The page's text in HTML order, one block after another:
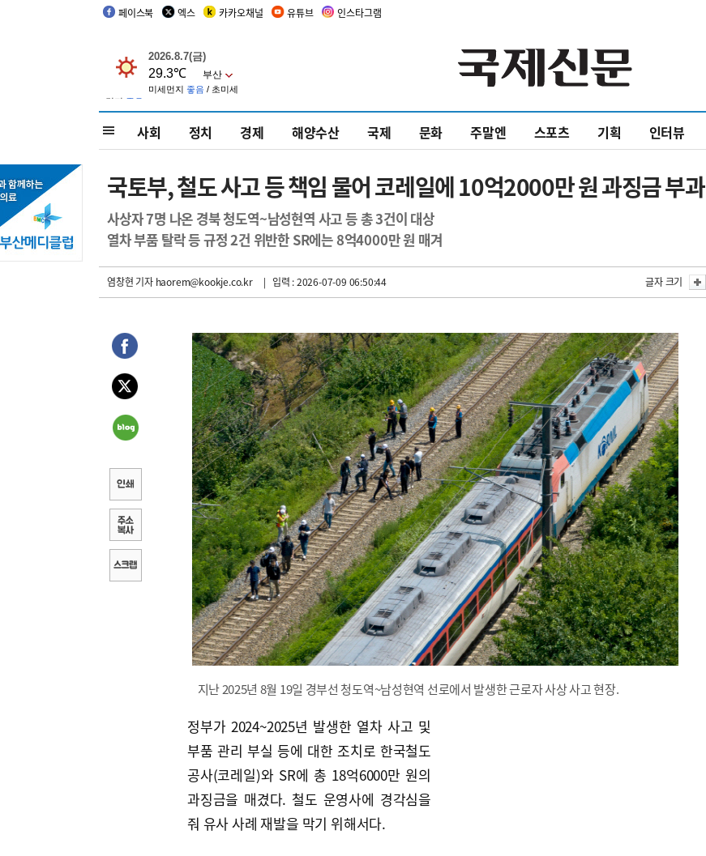
페이스북 엑스 카카오채널 유튜브 인스타그램
사회 정치 경제 해양수산 국제 문화 주말엔 스포츠 기획 인터뷰
국토부, 철도 사고 등 책임 물어 코레일에 10억2000만 원 과징금 부과
사상자 7명 나온 경북 청도역~남성현역 사고 등 총 3건이 대상
열차 부품 탈락 등 규정 2건 위반한 SR에는 8억4000만 원 매겨
염창현 기자haorem@kookje.co.kr | 입력 : 2026-07-09 06:50:44 글자 크기
지난 2025년 8월 19일 경부선 청도역~남성현역 선로에서 발생한 근로자 사상 사고 현장.
정부가 2024~2025년 발생한 열차 사고 및
부품 관리 부실 등에 대한 조치로 한국철도
공사(코레일)와 SR에 총 18억6000만 원의
과징금을 매겼다. 철도 운영사에 경각심을
줘 유사 사례 재발을 막기 위해서다.